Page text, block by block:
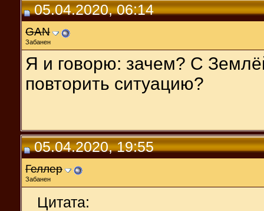
05.04.2020, 06:14
GAN
Забанен
Я и говорю: зачем? С
повторить ситуацию?
05.04.2020, 19:55
Геллер
Забанен
Цитата: